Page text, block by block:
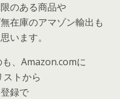
のある商品や
在庫のアマゾン輸出も
います。
、Amazon.comに
トから
録で